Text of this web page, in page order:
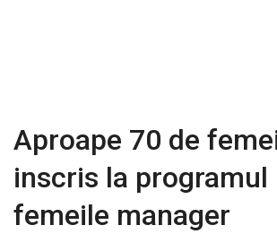
Aproape 70 de
inscris la programul
femeile manager